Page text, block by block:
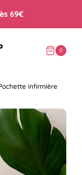
69€
0
infirmière